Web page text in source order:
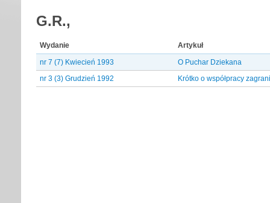
G.R.,
Wydanie
Artykuł
nr 7 (7) Kwiecień 1993
O Puchar Dziekana
nr 3 (3) Grudzień 1992
Krótko o współpracy